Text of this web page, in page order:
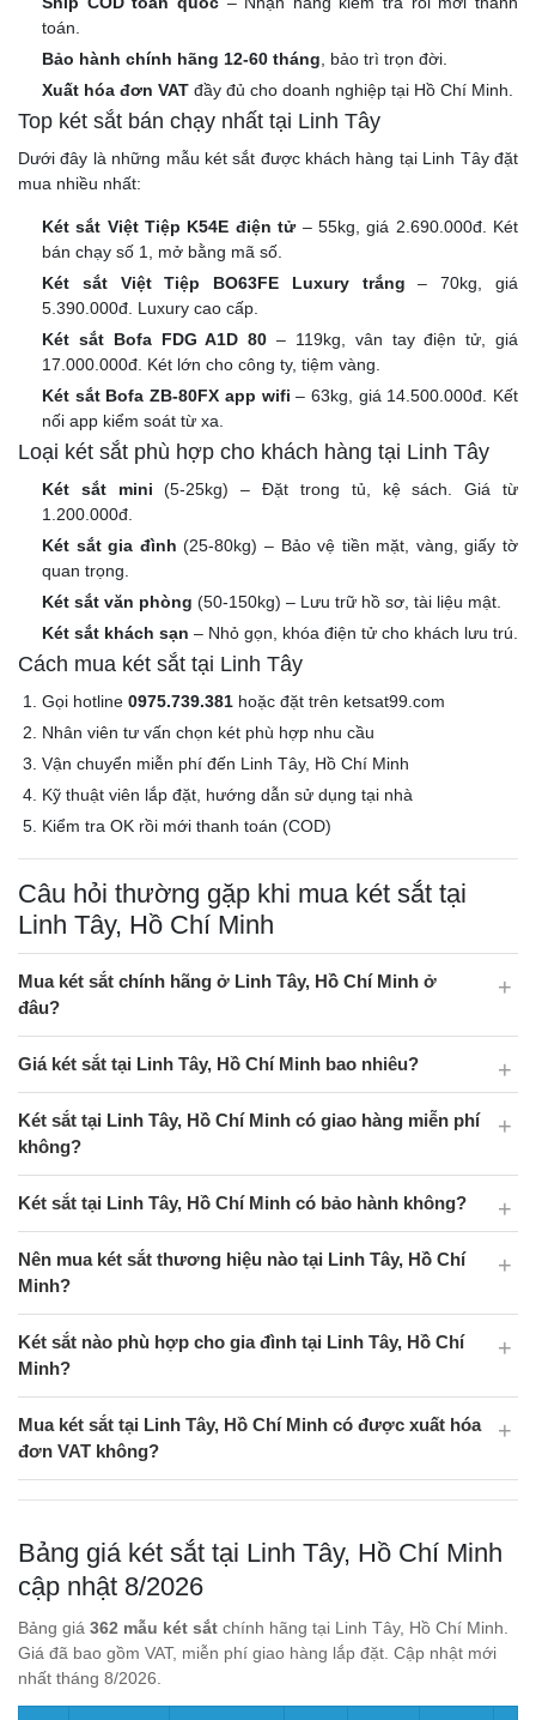
toán.
Bảo hành chính hãng 12-60 tháng , bảo trì trọn đời.
Xuất hóa đơn VAT đầy đủ cho doanh nghiệp tại Hồ Chí Minh.
Top két sắt bán chạy nhất tại Linh Tây
Dưới đây là những mẫu két sắt được khách hàng tại Linh Tây đặt
mua nhiều nhất:
Két sắt Việt Tiệp K54E điện tử– 55kg, giá 2.690.000đ. Két
bán chạy số 1, mở bằng mã số.
Két sắt Việt Tiệp BO63FE Luxury trắng – 70kg, giá
5.390.000đ. Luxury cao cấp.
Két sắt Bofa FDG A1D 80 – 119kg, vân tay điện tử, giá
17.000.000đ. Két lớn cho công ty, tiệm vàng.
Két sắt Bofa ZB-80FX app wifi – 63kg, giá 14.500.000đ. Kết
nối app kiểm soát từ xa.
Loại két sắt phù hợp cho khách hàng tại Linh Tây
Két sắt mini (5-25kg) – Đặt trong tủ, kệ sách. Giá từ
1.200.000đ.
Két sắt gia đình (25-80kg) – Bảo vệ tiền mặt, vàng, giấy tờ
quan trọng.
Két sắt văn phòng (50-150kg) – Lưu trữ hồ sơ, tài liệu mật.
Két sắt khách sạn – Nhỏ gọn, khóa điện tử cho khách lưu trú.
Cách mua két sắt tại Linh Tây
Gọi hotline 0975.739.381 hoặc đặt trên ketsat99.com
Nhân viên tư vấn chọn két phù hợp nhu cầu
Vận chuyển miễn phí đến Linh Tây, Hồ Chí Minh
Kỹ thuật viên lắp đặt, hướng dẫn sử dụng tại nhà
Kiểm tra OK rồi mới thanh toán (COD)
Câu hỏi thường gặp khi mua két sắt tại
Linh Tây, Hồ Chí Minh
Mua két sắt chính hãng ở Linh Tây, Hồ Chí Minh ở
đâu?
Giá két sắt tại Linh Tây, Hồ Chí Minh bao nhiêu?
Két sắt tại Linh Tây, Hồ Chí Minh có giao hàng miễn phí
không?
Két sắt tại Linh Tây, Hồ Chí Minh có bảo hành không?
Nên mua két sắt thương hiệu nào tại Linh Tây, Hồ Chí
Minh?
Két sắt nào phù hợp cho gia đình tại Linh Tây, Hồ Chí
Minh?
Mua két sắt tại Linh Tây, Hồ Chí Minh có được xuất hóa
đơn VAT không?
Bảng giá két sắt tại Linh Tây, Hồ Chí Minh
cập nhật 8/2026
Bảng giá 362 mẫu két sắt chính hãng tại Linh Tây, Hồ Chí Minh.
Giá đã bao gồm VAT, miễn phí giao hàng lắp đặt. Cập nhật mới
nhất tháng 8/2026.